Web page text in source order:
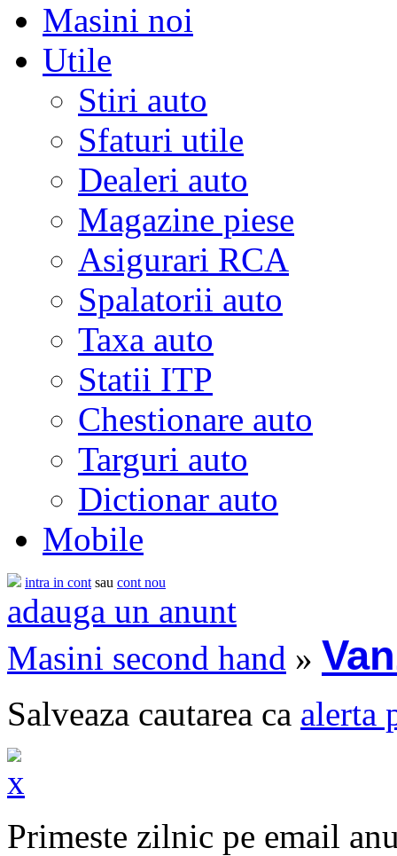
Masini noi
Utile
Stiri auto
Sfaturi utile
Dealeri auto
Magazine piese
Asigurari RCA
Spalatorii auto
Taxa auto
Statii ITP
Chestionare auto
Targuri auto
Dictionar auto
Mobile
intra in cont sau cont nou
adauga un anunt
Masini second hand »
Salveaza cautarea ca alerta
Primeste zilnic pe email